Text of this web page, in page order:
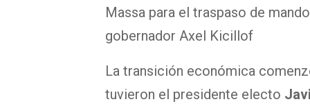
Massa para el traspaso de
gobernador Axel Kicillof
La transición económica
tuvieron el presidente electo